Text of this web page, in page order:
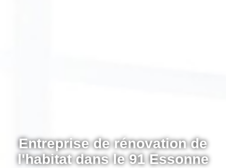
Entreprise de rénovation de
l'habitat dans le 91 Essonne